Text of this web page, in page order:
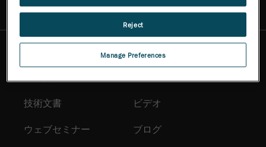
エキスパートへのご相談 ニュースレタ
販促資料 ソリューション
技術文書 ビデオ
ウェブセミナー ブログ
Manage Preferences
Reject